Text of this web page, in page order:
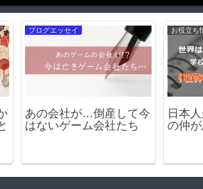
戦争遺構をゆく
【神戸の戦争遺構】三ノ
宮駅ー機銃掃射で穴が開
歴史探偵
『千
遊里史